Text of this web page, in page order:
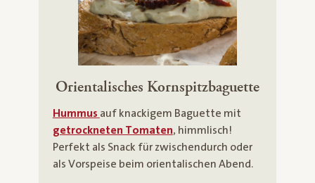
Orientalisches Kornspitzbaguette
Hummus auf knackigem Baguette mit
getrockneten Tomaten, himmlisch!
Perfekt als Snack für zwischendurch oder
als Vorspeise beim orientalischen Abend.